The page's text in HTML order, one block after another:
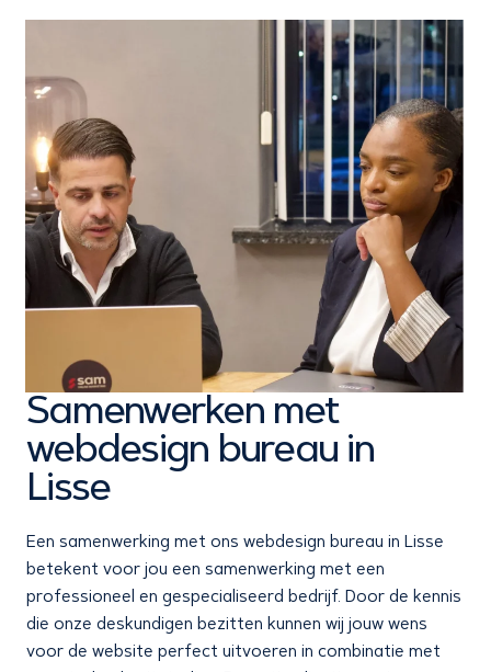
Samenwerken met
webdesign bureau in
Lisse
Een samenwerking met ons webdesign bureau in Lisse
betekent voor jou een samenwerking met een
professioneel en gespecialiseerd bedrijf. Door de kennis
die onze deskundigen bezitten kunnen wij jouw wens
voor de website perfect uitvoeren in combinatie met